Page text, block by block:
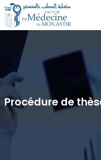
Procédure de